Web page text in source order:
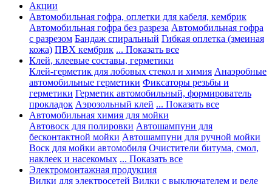
Акции
Автомобильная гофра, оплетки для кабеля, кембрик
Автомобильная гофра без разреза Автомобильная гофра
с разрезом Бандаж спиральный Гибкая оплетка (змеиная
кожа) ПВХ кембрик ... Показать все
Клей, клеевые составы, герметики
Клей-герметик для лобовых стекол и химия Анаэробные
автомобильные герметики Фиксаторы резьбы и
герметики Герметик автомобильный, формирователь
прокладок Аэрозольный клей ... Показать все
Автомобильная химия для мойки
Автовоск для полировки Автошампуни для
бесконтактной мойки Автошампуни для ручной мойки
Воск для мойки автомобиля Очистители битума, смол,
наклеек и насекомых ... Показать все
Электромонтажная продукция
Вилки для электросетей Вилки с выключателем и реле